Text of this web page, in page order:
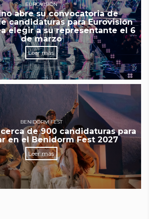
EUROVISIÓN
abre su convocatoria de
candidaturas para Eurovisión
elegir a su representante el 6
de marzo
Leer más
BENIDORM FEST
de 900 candidaturas para
en el Benidorm Fest 2027
Leer más